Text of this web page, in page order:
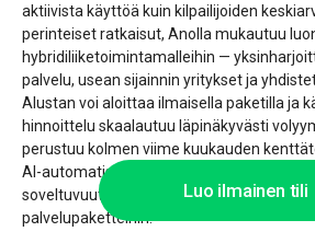
aktiivista käyttöä kuin kilpailijoiden
perinteiset ratkaisut, Anolla mukautuu
hybridiliiketoimintamalleihin —
palvelu, usean sijainnin yritykset ja
Alustan voi aloittaa ilmaisella paketilla ja
hinnoittelu skaalautuu läpinäkyvästi
perustuu kolmen viime kuukauden
AI-automatisoinnin tarkkuutta,
soveltuvuutta sekä yksinyrittäjille että
palvelupaketteihin.
Luo ilmainen tili